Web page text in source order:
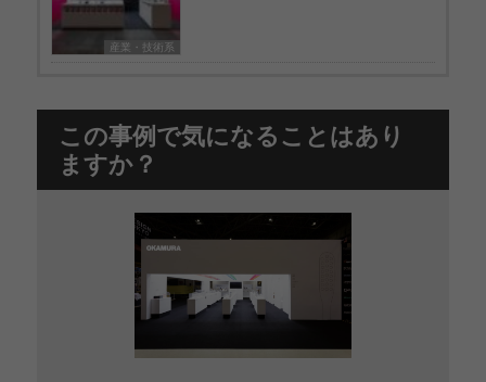
産業・技術系
この事例で気になることはあり
ますか？